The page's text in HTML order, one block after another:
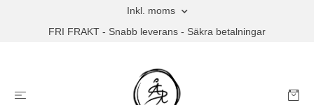
Inkl. moms
FRI FRAKT - Snabb leverans - Säkra betalningar